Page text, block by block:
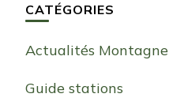
CATÉGORIES
Actualités Montagne
Guide stations